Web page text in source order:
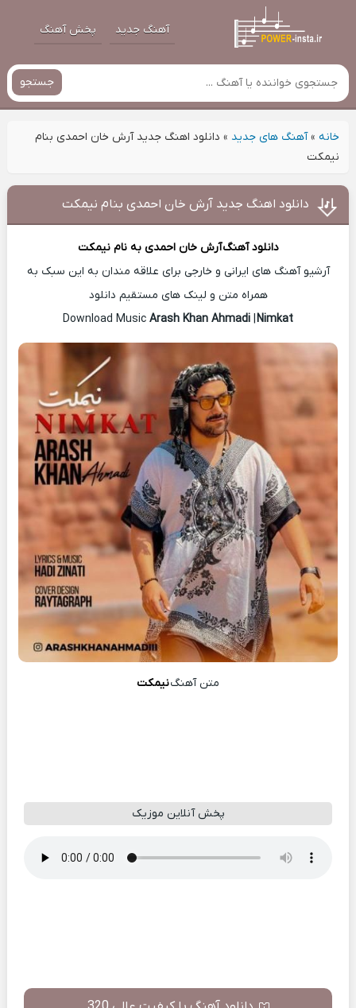
آهنگ جدید پخش آهنگ
جستجو
خانه»آهنگ های جدید » دانلود اهنگ جدید آرش خان احمدی بنام
نیمکت
دانلود اهنگ جدید آرش خان احمدی بنام نیمکت
دانلود آهنگآرش خان احمدی به نام نیمکت
آرشیو آهنگ های ایرانی و خارجی برای علاقه مندان به این سبک به
همراه متن و لینک های مستقیم دانلود
Download Music
Arash Khan Ahmadi|Nimkat
متن آهنگنیمکت
پخش آنلاین موزیک